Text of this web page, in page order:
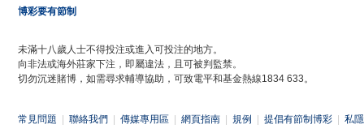
博彩要有節制
未滿十八歲人士不得投注或進入可投注的地方。
向非法或海外莊家下注，即屬違法，且可被判監禁。
切勿沉迷賭博，如需尋求輔導協助，可致電平和基金熱線1834 633。
常見問題 聯絡我們 傳媒專用區 網頁指南 規例 提倡有節制博彩 私